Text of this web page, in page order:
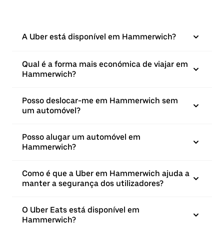
A Uber está disponível em Hammerwich?
Qual é a forma mais económica de viajar em
Hammerwich?
Posso deslocar-me em Hammerwich sem
um automóvel?
Posso alugar um automóvel em
Hammerwich?
Como é que a Uber em Hammerwich ajuda a
manter a segurança dos utilizadores?
O Uber Eats está disponível em
Hammerwich?